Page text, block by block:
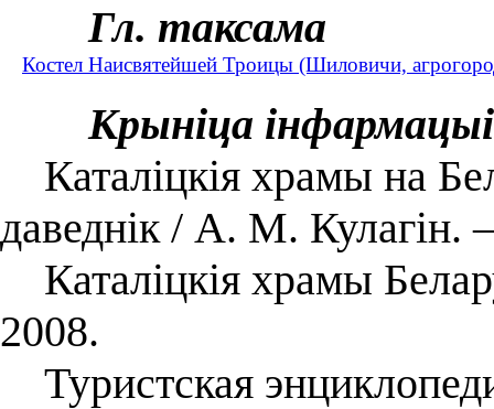
Гл. таксама
Костел Наисвятейшей Троицы (Шиловичи,
Крыніца інфармацыі
Каталіцкія храмы на
даведнік / А. М.
Каталіцкія храмы
2008.
Туристская